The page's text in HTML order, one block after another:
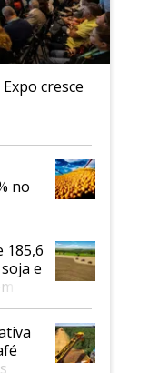
cresce
no
185,6
e